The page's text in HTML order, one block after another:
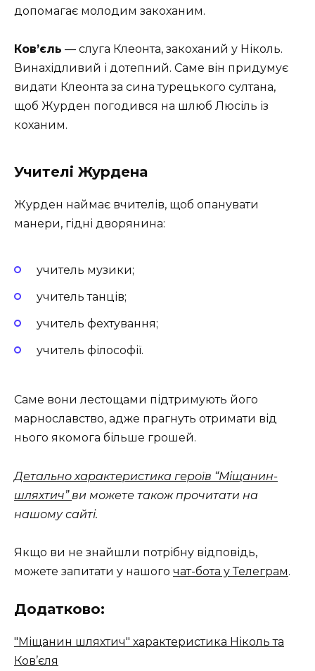
допомагає молодим закоханим.
Ков’єль — слуга Клеонта, закоханий у Ніколь.
Винахідливий і дотепний. Саме він придумує
видати Клеонта за сина турецького султана,
щоб Журден погодився на шлюб Люсіль із
коханим.
Учителі Журдена
Журден наймає вчителів, щоб опанувати
манери, гідні дворянина:
учитель музики;
учитель танців;
учитель фехтування;
учитель філософії.
Саме вони лестощами підтримують його
марнославство, адже прагнуть отримати від
нього якомога більше грошей.
Детально характеристика героїв “Міщанин-
шляхтич” ви можете також прочитати на
нашому сайті.
Якщо ви не знайшли потрібну відповідь,
можете запитати у нашого чат-бота у Телеграм.
Додатково:
"Міщанин шляхтич" характеристика Ніколь та
Ков’єля